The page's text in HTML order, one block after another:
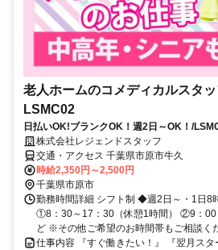
老人ホームのコメディカルス
LSMC02
日払いOK!ブランクOK！週2日～OK！/
株式会社レジェンドスタッフ
交通・アクセス 千葉県市原市牛久
時給2,350円～2,500円
千葉県市原市
勤務時間詳細 シフト制 ◆週2日～・1日8
①8：30～17：30（休憩1時間） ②9：00
ど ※その他ご希望のお時間帯もご相談く
仕事内容 『すぐ働きたい！』 『翌月ス